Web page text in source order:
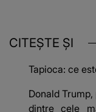
CITEȘTE ȘI
Tapioca: ce
Donald
dintre cele